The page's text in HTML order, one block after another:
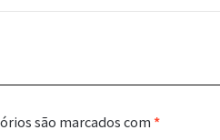
são marcados com*